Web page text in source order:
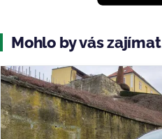
Mohlo by vás zajímat